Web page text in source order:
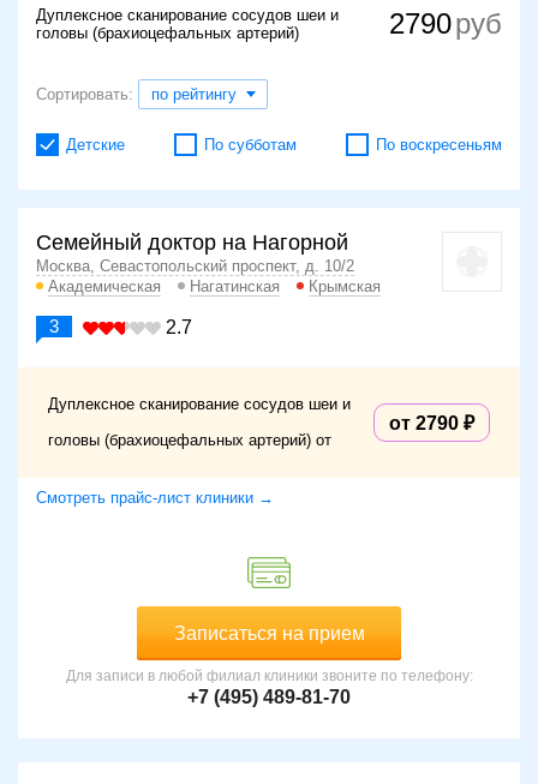
Дуплексное сканирование сосудов шеи и
головы (брахиоцефальных артерий)
2790
Сортировать: по рейтингу
Детские По субботам По воскресеньям
Семейный доктор на Нагорной
Москва, Севастопольский проспект, д. 10/2
Академическая
Нагатинская Крымская
3 2.7
Дуплексное сканирование сосудов шеи и
головы (брахиоцефальных артерий) от
от 2790
Смотреть прайс-лист клиники →
Записаться на прием
Для записи в любой филиал клиники звоните по телефону:
+7 (495) 489-81-70